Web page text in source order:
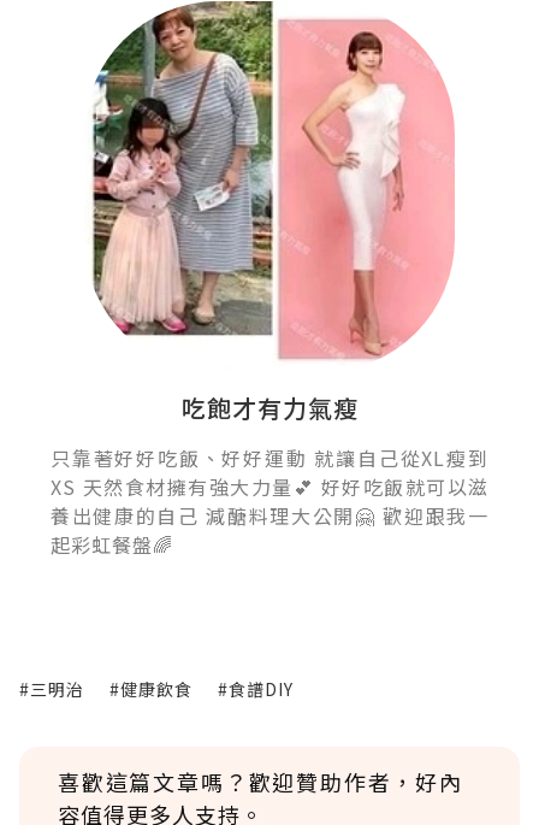
吃飽才有力氣瘦
只靠著好好吃飯、好好運動 就讓自己從XL瘦到
XS 天然食材擁有強大力量💕 好好吃飯就可以滋
養出健康的自己 減醣料理大公開🤗 歡迎跟我一
起彩虹餐盤🌈
#三明治 #健康飲食 #食譜DIY
喜歡這篇文章嗎？歡迎贊助作者，好內
容值得更多人支持。